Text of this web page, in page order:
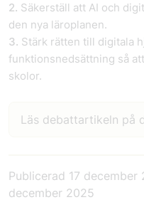
2. Säkerställ att AI och
den nya läroplanen.
3. Stärk rätten till digitala
funktionsnedsättning så
skolor.
Läs debattartikeln på
Publicerad 17 december
december 2025